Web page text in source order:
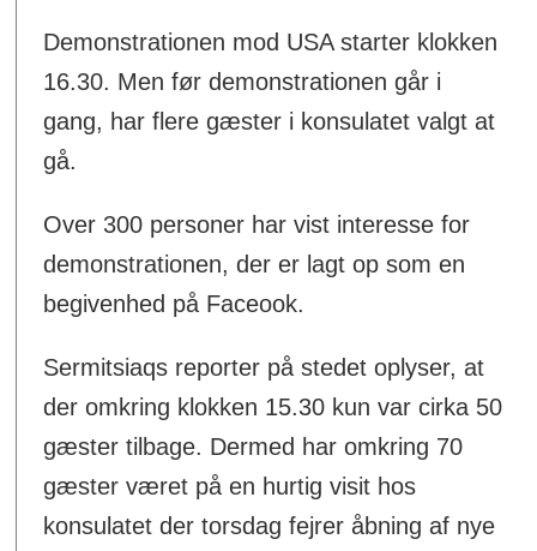
Demonstrationen mod USA starter klokken
16.30. Men før demonstrationen går i
gang, har flere gæster i konsulatet valgt at
gå.
Over 300 personer har vist interesse for
demonstrationen, der er lagt op som en
begivenhed på Faceook.
Sermitsiaqs reporter på stedet oplyser, at
der omkring klokken 15.30 kun var cirka 50
gæster tilbage. Dermed har omkring 70
gæster været på en hurtig visit hos
konsulatet der torsdag fejrer åbning af nye